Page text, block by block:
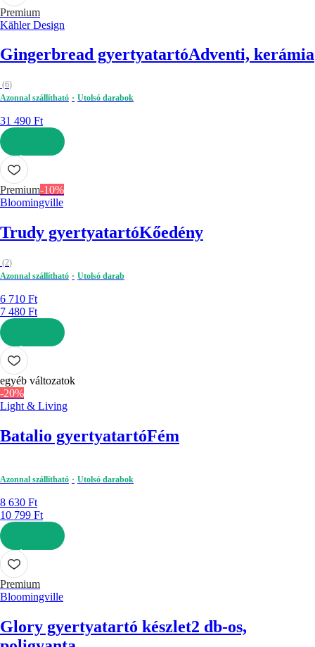
Premium
Kähler Design
Gingerbread gyertyatartóAdventi, kerámia
(6)
Azonnal szállítható
Utolsó darabok
31 490 Ft
KOSÁRBA
Premium-10%
Bloomingville
Trudy gyertyatartóKőedény
(2)
Azonnal szállítható
Utolsó darab
6 710 Ft
7 480 Ft
KOSÁRBA
egyéb változatok
-20%
Light & Living
Batalio gyertyatartóFém
Azonnal szállítható Utolsó darabok
8 630 Ft
10 799 Ft
KOSÁRBA
Premium
Bloomingville
Glory gyertyatartó készlet2 db-os,